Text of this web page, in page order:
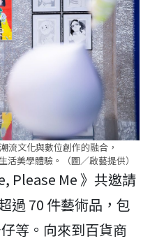
流文化與數位創作的融合，
美學體驗。（圖／啟藝提供）
Please Me 》共邀請
過 70 件藝術品，包
等。向來到百貨商